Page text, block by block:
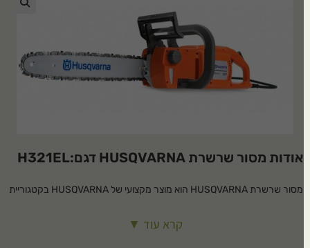
אודות מסור שרשרת HUSQVARNA דגם:H321EL
מסור שרשרת HUSQVARNA הוא מוצר מקצועי של HUSQVARNA בקטגוריית
קרא עוד ▼